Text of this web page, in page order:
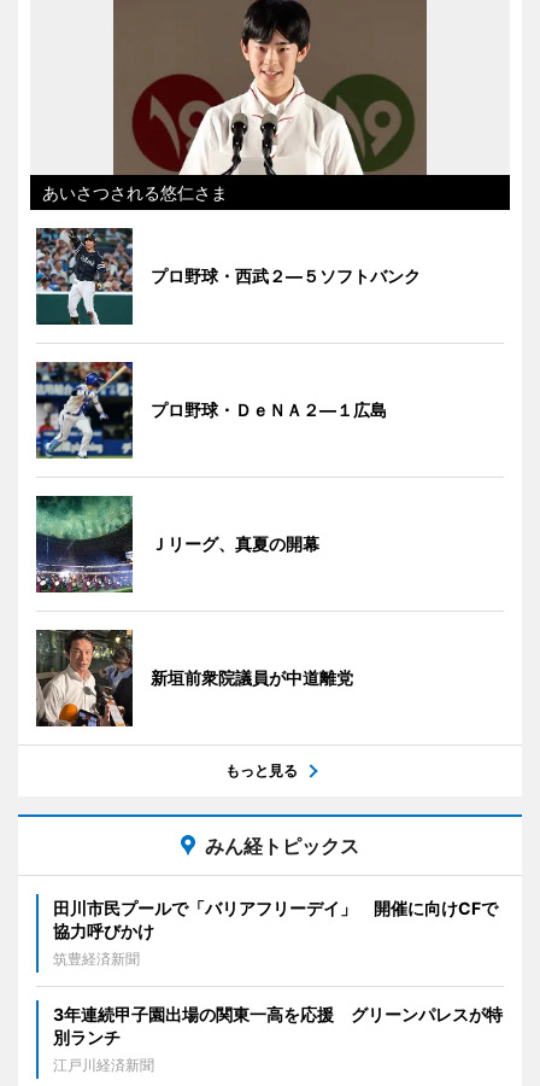
あいさつされる悠仁さま
プロ野球・西武２―５ソフトバンク
プロ野球・ＤｅＮＡ２―１広島
Ｊリーグ、真夏の開幕
新垣前衆院議員が中道離党
もっと見る
みん経トピックス
田川市民プールで「バリアフリーデイ」 開催に向けCFで
協力呼びかけ
筑豊経済新聞
3年連続甲子園出場の関東一高を応援 グリーンパレスが特
別ランチ
江戸川経済新聞